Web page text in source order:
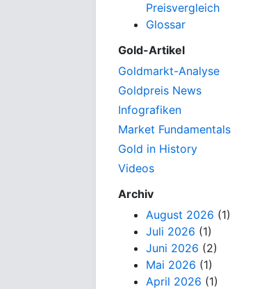
Preisvergleich
Glossar
Gold-Artikel
Goldmarkt-Analyse
Goldpreis News
Infografiken
Market Fundamentals
Gold in History
Videos
Archiv
August 2026 (1)
Juli 2026 (1)
Juni 2026 (2)
Mai 2026 (1)
April 2026 (1)